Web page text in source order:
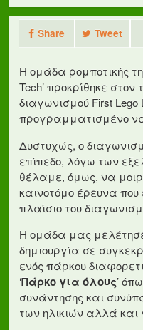
Share Tweet
Η ομάδα ρομποτικής
Tech’ προκρίθηκε στον
διαγωνισμού First Lego
προγραμματισμένο
Δυστυχώς, ο
επίπεδο, λόγω των
θέλαμε, όμως, να
καινοτόμο έρευνα
πλαίσιο του
Η ομάδα μας
δημιουργία σε
ενός πάρκου
‘Πάρκο για όλους’
συνάντησης και
των ηλικιών αλλά